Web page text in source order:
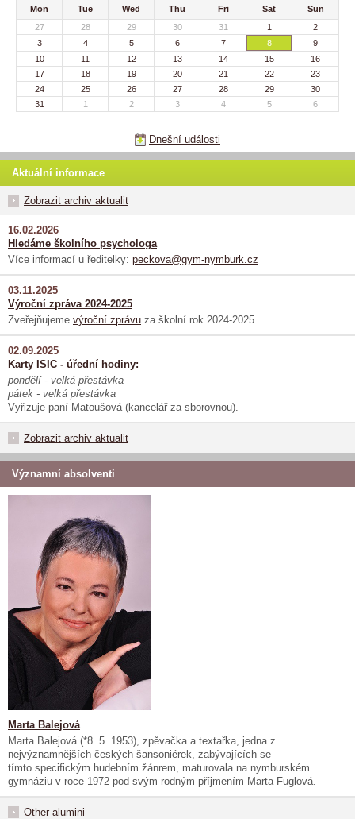
Mon Tue Wed Thu Fri Sat
Sun
27
28 29 30 31 1
2
3
4 5 6 7 8
9
10
11 12 13 14 15
16
17
18 19 20 21 22
23
24
25 26 27 28 29
30
31
1 2 3 4 5 6
Dnešní události
Aktuální informace
Zobrazit archiv aktualit
16.02.2026
Hledáme školního psychologa
Více informací u ředitelky: peckova@gym-nymburk.cz
03.11.2025
Výroční zpráva 2024-2025
Zveřejňujeme výroční zprávu za školní rok 2024-2025.
02.09.2025
Karty ISIC - úřední hodiny:
pondělí - velká přestávka
pátek - velká přestávka
Vyřizuje paní Matoušová (kancelář za sborovnou).
Zobrazit archiv aktualit
Významní absolventi
Marta Balejová
Marta Balejová (*8. 5. 1953), zpěvačka a textařka, jedna z
nejvýznamnějších českých šansoniérek, zabývajících se
tímto specifickým hudebním žánrem, maturovala na nymburském
gymnáziu v roce 1972 pod svým rodným příjmením Marta Fuglová.
Other alumini